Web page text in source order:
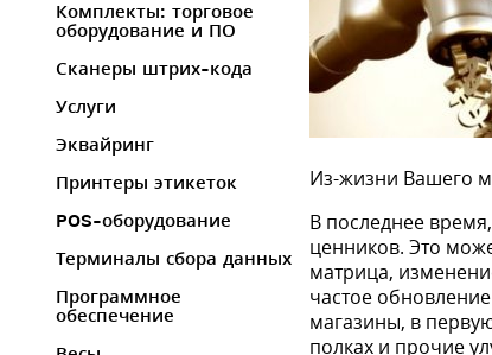
Комплекты: торговое
оборудование и ПО
Сканеры штрих-кода
Услуги
Эквайринг
Принтеры этикеток
POS-оборудование
Терминалы сбора данных
Программное
обеспечение
Из-жизни Вашего
В последнее
ценников. Это
матрица,
частое
магазины, в
полках и прочие